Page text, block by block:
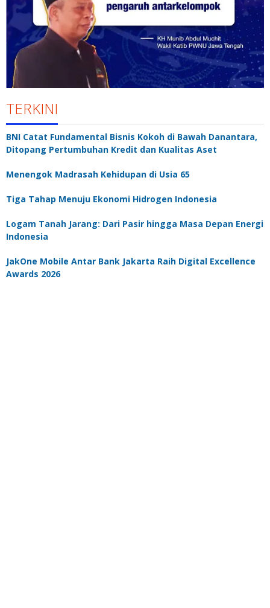
TERKINI
BNI Catat Fundamental Bisnis Kokoh di Bawah Danantara,
Ditopang Pertumbuhan Kredit dan Kualitas Aset
Menengok Madrasah Kehidupan di Usia 65
Tiga Tahap Menuju Ekonomi Hidrogen Indonesia
Logam Tanah Jarang: Dari Pasir hingga Masa Depan Energi
Indonesia
JakOne Mobile Antar Bank Jakarta Raih Digital Excellence
Awards 2026